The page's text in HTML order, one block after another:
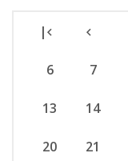
|
6 7
13 14
20 21